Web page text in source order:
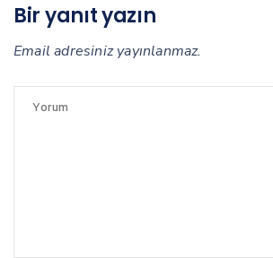
Bir yanıt yazın
Email adresiniz yayınlanmaz.